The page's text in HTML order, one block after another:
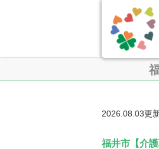
2026.08.03更
福井市【介